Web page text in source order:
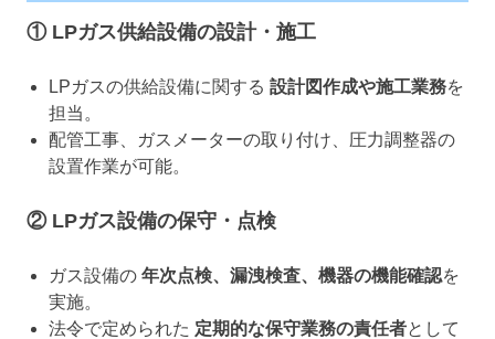
① LPガス供給設備の設計・施工
LPガスの供給設備に関する 設計図作成や施工業務を
担当。
配管工事、ガスメーターの取り付け、圧力調整器の
設置作業が可能。
② LPガス設備の保守・点検
ガス設備の 年次点検、漏洩検査、機器の機能確認を
実施。
法令で定められた 定期的な保守業務の責任者として